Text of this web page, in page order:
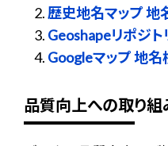
歴史地名マップ 地名
Geoshapeリポジト
Googleマップ 地名検
品質向上への取り組